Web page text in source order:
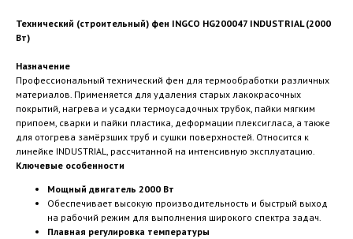
Технический (строительный) фен INGCO HG200047 INDUSTRIAL (2000
Вт)
Назначение
Профессиональный технический фен для термообработки различных
материалов. Применяется для удаления старых лакокрасочных
покрытий, нагрева и усадки термоусадочных трубок, пайки мягким
припоем, сварки и пайки пластика, деформации плексигласа, а также
для отогрева замёрзших труб и сушки поверхностей. Относится к
линейке INDUSTRIAL, рассчитанной на интенсивную эксплуатацию.
Ключевые особенности
Мощный двигатель 2000 Вт
Обеспечивает высокую производительность и быстрый выход
на рабочий режим для выполнения широкого спектра задач.
Плавная регулировка температуры